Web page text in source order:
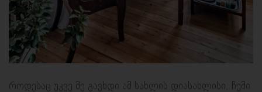
როდესაც უკვე მე გავხდი ამ სახლის დიასახლისი, ჩემი